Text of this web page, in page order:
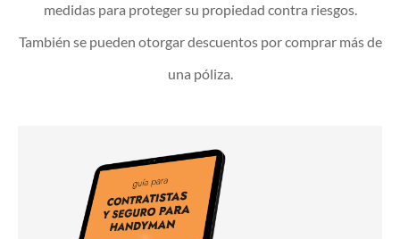
medidas para proteger su propiedad contra riesgos.
También se pueden otorgar descuentos por comprar más de
una póliza.